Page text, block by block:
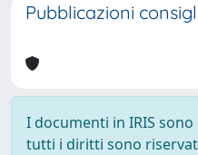
Pubblicazioni
I documenti in IRIS
tutti i diritti sono